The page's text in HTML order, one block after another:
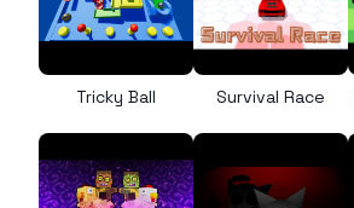
Tricky Ball Survival Race